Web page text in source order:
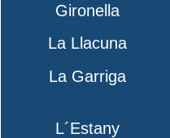
Gironella
La Llacuna
La Garriga
L´Estany